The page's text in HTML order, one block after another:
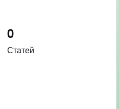
0
Статей